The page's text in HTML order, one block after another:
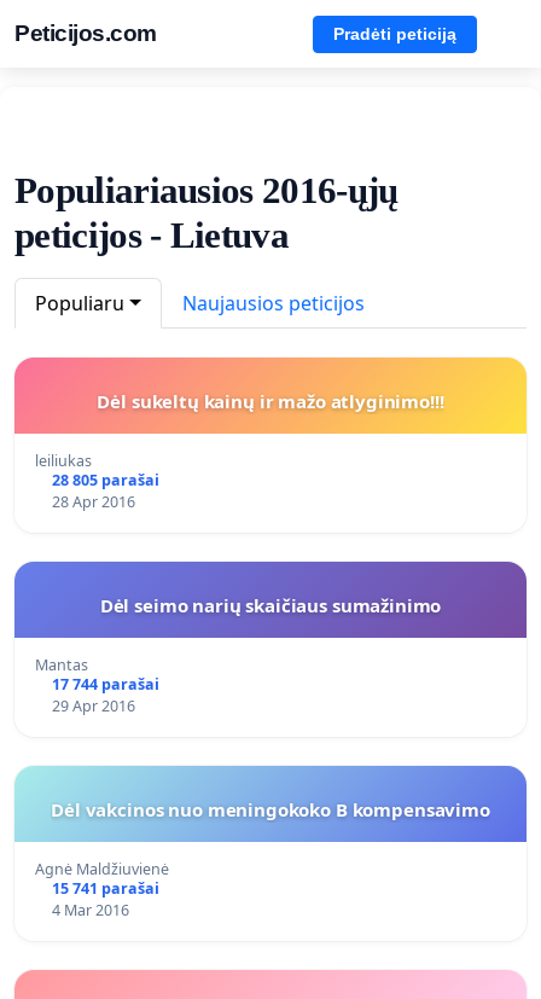
Peticijos.com Pradėti peticiją
Populiariausios 2016-ųjų
peticijos - Lietuva
Populiaru Naujausios peticijos
Dėl sukeltų kainų ir mažo atlyginimo!!!
leiliukas
28 805 parašai
28 Apr 2016
Dėl seimo narių skaičiaus sumažinimo
Mantas
17 744 parašai
29 Apr 2016
Dėl vakcinos nuo meningokoko B kompensavimo
Agnė Maldžiuvienė
15 741 parašai
4 Mar 2016